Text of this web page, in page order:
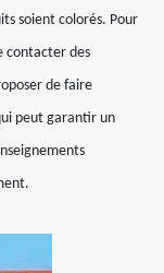
soient colorés. Pour
contacter des
de faire
peut garantir un